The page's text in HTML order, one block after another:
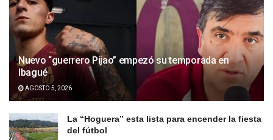
Nuevo “guerrero Pijao” empezó su temporada en
Ibagué
AGOSTO 5, 2026
La “Hoguera” esta lista para encender la fiesta
del fútbol